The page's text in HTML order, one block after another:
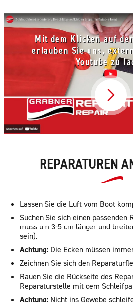
Mit dem Klicken auf
erlauben Sie uns,
Youtube zu
Video
REPARATUREN
Lassen Sie die Luft vom Boot
Suchen Sie sich einen passenden
muss um 3-5 cm länger und
sein).
Achtung: Die Ecken müssen
Zeichnen Sie sich den
Rauen Sie die Rückseite des
Reparaturstelle mit dem
Achtung: Nicht ins Gewebe